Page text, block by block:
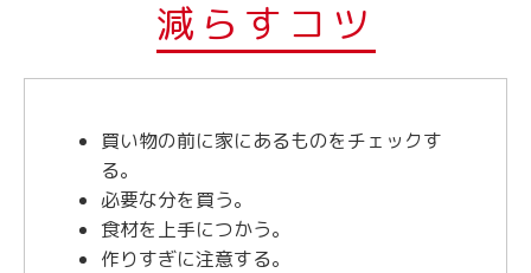
減らすコツ
買い物の前に家にあるものをチェックす
る。
必要な分を買う。
食材を上手につかう。
作りすぎに注意する。